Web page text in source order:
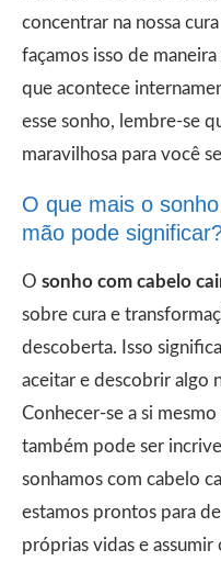
concentrar na nossa
façamos isso de
que acontece
esse sonho, lembre-se
maravilhosa para você
O que mais o
mão pode
O sonho com cabelo
sobre cura e
descoberta. Isso
aceitar e descobrir algo
Conhecer-se a si
também pode ser
sonhamos com cabelo
estamos prontos para
próprias vidas e